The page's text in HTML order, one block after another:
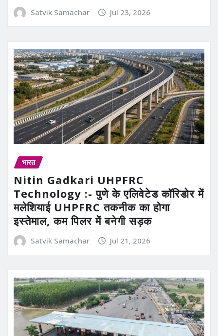
Satvik Samachar Jul 23, 2026
भारत
Nitin Gadkari UHPFRC
Technology :- पुणे के एलिवेटेड कॉरिडोर में
मलेशियाई UHPFRC तकनीक का होगा
इस्तेमाल, कम पिलर में बनेगी सड़क
Satvik Samachar Jul 21, 2026